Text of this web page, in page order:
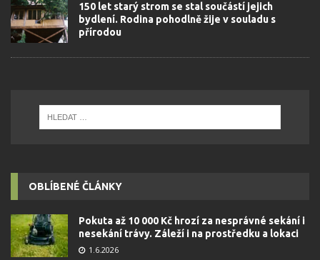
150 let starý strom se stal součástí jejich
bydlení. Rodina pohodlně žije v souladu s
přírodou
OBLÍBENÉ ČLÁNKY
Pokuta až 10 000 Kč hrozí za nesprávné sekání i
nesekání trávy. Záleží i na prostředku a lokaci
1.6.2026